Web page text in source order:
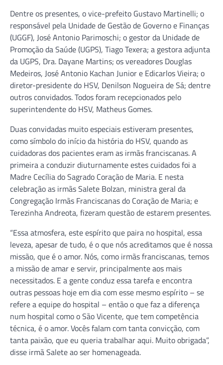
Dentre os presentes, o vice-prefeito Gustavo Martinelli; o
responsável pela Unidade de Gestão de Governo e Finanças
(UGGF), José Antonio Parimoschi; o gestor da Unidade de
Promoção da Saúde (UGPS), Tiago Texera; a gestora adjunta
da UGPS, Dra. Dayane Martins; os vereadores Douglas
Medeiros, José Antonio Kachan Junior e Edicarlos Vieira; o
diretor-presidente do HSV, Denilson Nogueira de Sá; dentre
outros convidados. Todos foram recepcionados pelo
superintendente do HSV, Matheus Gomes.
Duas convidadas muito especiais estiveram presentes,
como símbolo do início da história do HSV, quando as
cuidadoras dos pacientes eram as irmãs franciscanas. A
primeira a conduzir diuturnamente estes cuidados foi a
Madre Cecília do Sagrado Coração de Maria. E nesta
celebração as irmãs Salete Bolzan, ministra geral da
Congregação Irmãs Franciscanas do Coração de Maria; e
Terezinha Andreota, fizeram questão de estarem presentes.
“Essa atmosfera, este espírito que paira no hospital, essa
leveza, apesar de tudo, é o que nós acreditamos que é nossa
missão, que é o amor. Nós, como irmãs franciscanas, temos
a missão de amar e servir, principalmente aos mais
necessitados. E a gente conduz essa tarefa e encontra
outras pessoas hoje em dia com esse mesmo espírito – se
refere a equipe do hospital – então o que faz a diferença
num hospital como o São Vicente, que tem competência
técnica, é o amor. Vocês falam com tanta convicção, com
tanta paixão, que eu queria trabalhar aqui. Muito obrigada”,
disse irmã Salete ao ser homenageada.